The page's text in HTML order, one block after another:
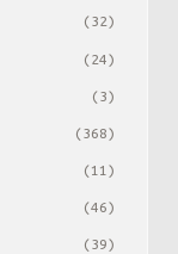
(32)
(24)
(3)
(368)
(11)
(46)
(39)